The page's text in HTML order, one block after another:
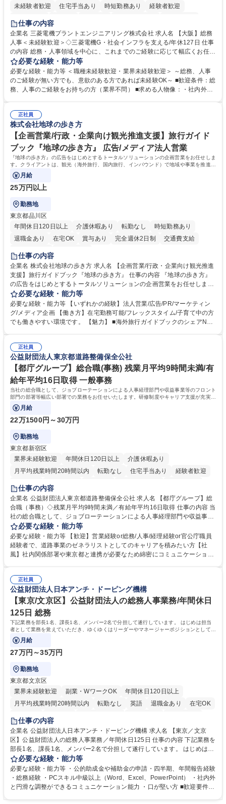
未経験者歓迎
住宅手当あり 時短勤務あり
経験者歓迎
退職金あり
駅近5分以内
土日祝休み 服装自由 寮・社宅あり 食事補助あり
仕事の内容
企業名 三菱電機プラントエンジニアリング株式会社 求人名 【大阪】総務
人事＜未経験歓迎＞◇三菱電機G・社会インフラを支える/年休127日 仕事
の内容 総務・人事領域を中心に、これまでのご経験に応じて幅広くお任せ
します。 ＜具体的には＞ ・総務/人事労務（給与・社保・勤怠管理など）
・採用・教育研修 ・福利厚生運用 など ※基本的には事務所勤務ですが、
採用や教育等の業務内容により、関西圏以外への日帰り・宿泊を伴う国内
出張もございます。 ※担当業務を持ちつつ、お互いに助け合いながら、総
必要な経験・能力等
必要な経験・能力等 ＜職種未経験歓迎・業界未経験歓迎＞ ～総務、人事
のご経験が無い方でも、意欲のある方であれば未経験OK～ ■歓迎条件：総
務、人事のご経験をお持ちの方（業界不問） ■求める人物像：・社内外の
正社員
株式会社地球の歩き方
【企画営業/行政・企業向け観光推進支援】旅行ガイド
ブック『地球の歩き方』 広告/メディア法人営業
『地球の歩き方』の広告をはじめとするトータルソリューションの企画営業をお任せしま
す。クライアントは、観光（海外旅行、国内旅行、インバウンド）で地域や事業を推進し
たい国内外の行政や企業です。
月給
25万円以上
勤務地
東京都品川区
年間休日120日以上
介護休暇あり 転勤なし
時短勤務あり
退職金あり
在宅OK 賞与あり 完全週休2日制
交通費支給
駅近5分以内
仕事の内容
企業名 株式会社地球の歩き方 求人名 【企画営業/行政・企業向け観光推進
支援】旅行ガイドブック『地球の歩き方』 仕事の内容 『地球の歩き方』
の広告をはじめとするトータルソリューションの企画営業をお任せしま
す。クライアントは、観光（海外旅行、国内旅行、インバウンド）で地域
や事業を推進したい国内外の行政や企業です。 【業務詳細】■『地球の歩
き方』は海外旅行ガイドブックのNo.1ブランドであり、国内旅行において
も牽引しております。観光推進支援においても、業界を牽引する意欲的な
に、インバウンドのトップブランドに成長しております■旅が業務であ
り、日常です。旅好きにはこれ以上ない環境です 募集職種 【企画営業/行
政・企業向け観光推進支援】旅行ガイドブック『地球の歩き方』
必要な経験・能力等
必要な経験・能力等 【いずれかの経験】法人営業/広告/PR/マーケティン
グ/メディア企画 【働き方】在宅勤務可能/フレックスタイム/子育て中の方
でも働きやすい環境です。 【魅力】 ■海外旅行ガイドブックのシェアNo.1
であり、「地球の歩き方」としてどう取り組むか、共に形を作るコアメン
バーとして活躍いただきます。 学歴・資格 学歴：大学院 大学 語学力： 資
格：
正社員
公益財団法人東京都道路整備保全公社
【都庁グループ】総合職(事務) 残業月平均9時間未満/有
給年平均16日取得 一般事務
当社の総合職として、ジョブローテーションによる人事経理部門や収益事業等のフロント
部門の部署等幅広い部署での業務をお任せいたします。研修制度やキャリア支援が充実し
ております！ ※下記業務詳細
月給
22万1500円～30万円
勤務地
東京都新宿区
業界未経験歓迎
年間休日120日以上
介護休暇あり
月平均残業時間20時間以内
転勤なし 住宅手当あり
経験者歓迎
研修あり
退職金あり
駅近5分以内
資格取得手当あり 食事補助あり
仕事の内容
企業名 公益財団法人東京都道路整備保全公社 求人名 【都庁グループ】総
合職（事務）◇残業月平均9時間未満／有給年平均16日取得 仕事の内容 当
社の総合職として、ジョブローテーションによる人事経理部門や収益事業
等のフロント部門の部署等幅広い部署での業務をお任せいたします。研修
制度やキャリア支援が充実しております！ ※下記業務詳細 【業務詳細】■
管理部門：広報、人事、経理など当公社の運営に係る管理業務 ■収益部
門：駐車場の新規開拓、管理運営、新宿駅西口広場の「イベントコーナ
道路施設や道路工事現場の見学ツアー事業 ※入社後は上記いずれかの部門
へ配属。※業務内容変更の範囲：会社の定める業務 募集職種 【都庁グル
ープ】総合職（事務）◇残業月平均9時間未満／有給年平均16日取得
必要な経験・能力等
必要な経験・能力等 【歓迎】営業経験or総務/人事/経理経験or官公庁職員
経験者で、道路事業のゼネラリストとしてのキャリアを積みたい方【社
風】社内関係部署や東京都と連携が必要なため綿密にコミュニケーション
部門など多岐に渡る業務を経験できます。 ■様々なプロジェクト：駐車場
事業の他、新宿駅西口広場内に設置された照明を兼ねた広告「ブライトサ
イン」の管理運営を行うなど、事業収益を生み出す活動を積極的に行って
います。 学歴・資格 学歴：大学院 大学 高専 短大 専修学校 高校 語学力：
資格：
正社員
公益財団法人日本アンチ・ドーピング機構
【東京/文京区】公益財団法人の総務人事業務/年間休日
125日 総務
下記業務を部長1名、課長1名、メンバー2名で分担して遂行しています。 はじめは担当
者として業務を覚えていただき、ゆくゆくはリーダーやマネージャーポジションとして活
躍いただくことを期待しています。
月給
27万円～35万円
勤務地
東京都文京区
業界未経験歓迎
副業・WワークOK
年間休日120日以上
月平均残業時間20時間以内
転勤なし 英語 退職金あり
在宅OK
賞与あり
育休あり
食事補助あり
仕事の内容
企業名 公益財団法人日本アンチ・ドーピング機構 求人名 【東京／文京
区】公益財団法人の総務人事業務／年間休日125日 仕事の内容 下記業務を
部長1名、課長1名、メンバー2名で分担して遂行しています。 はじめは担
当者として業務を覚えていただき、ゆくゆくはリーダーやマネージャーポ
ジションとして活躍いただくことを期待しています。 【総務・人事グルー
プの業務内容】 ・人事制度関連 ・採用活動 ・教育研修の企画、実行 ・勤
怠管理 ・官公庁への各種提出 ・法定の会議運営（評議員会、理事会） ・
必要な経験・能力等
必要な経験・能力等 ・公的助成金や補助金の申請・四半期、年間報告経験
・総務経験 ・PCスキル中級以上（Word、Excel、PowerPoint） ・社内外
と円滑な調整ができるコミュニケーション能力 ・口が堅い方 ■歓迎要件